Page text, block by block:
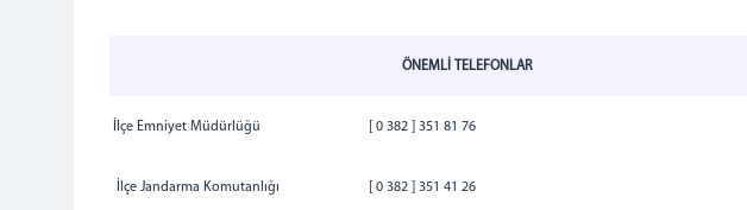
ÖNEMLİ TELEFONLAR
İlçe Emniyet Müdürlüğü [ 0 382 ] 351 81 76
İlçe Jandarma Komutanlığı [ 0 382 ] 351 41 26